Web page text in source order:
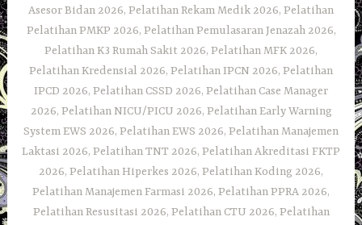
Asesor Bidan 2026, Pelatihan Rekam Medik 2026, Pelatihan
Pelatihan PMKP 2026, Pelatihan Pemulasaran Jenazah 2026,
Pelatihan K3 Rumah Sakit 2026, Pelatihan MFK 2026,
Pelatihan Kredensial 2026, Pelatihan IPCN 2026, Pelatihan
IPCD 2026, Pelatihan CSSD 2026, Pelatihan Case Manager
2026, Pelatihan NICU/PICU 2026, Pelatihan Early Warning
System EWS 2026, Pelatihan EWS 2026, Pelatihan Manajemen
Laktasi 2026, Pelatihan TNT 2026, Pelatihan Akreditasi FKTP
2026, Pelatihan Hiperkes 2026, Pelatihan Koding 2026,
Pelatihan Manajemen Farmasi 2026, Pelatihan PPRA 2026,
Pelatihan Resusitasi 2026, Pelatihan CTU 2026, Pelatihan